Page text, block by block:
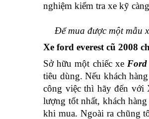
nghiệm kiểm tra xe kỹ
Để mua được một mẫu
Xe ford everest cũ 2008
Sở hữu một chiếc xe Ford
tiêu dùng. Nếu khách
công việc thì hãy đến với
lượng tốt nhất, khách
khi mua. Ngoài ra chũng